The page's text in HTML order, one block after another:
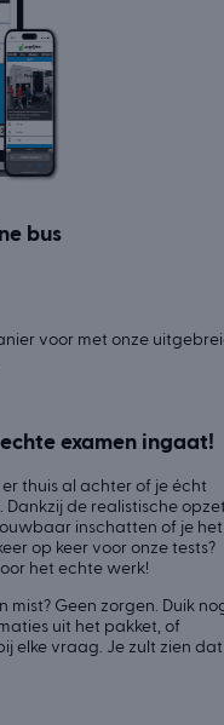
bus
voor met onze
examen ingaat!
thuis al achter of je écht
de realistische
inschatten of je het
op keer voor onze tests?
het echte werk!
Geen zorgen. Duik
uit het pakket, of
elke vraag. Je zult zien dat